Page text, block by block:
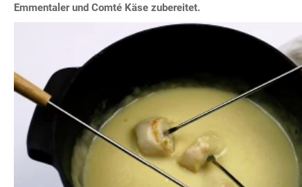
Emmentaler und Comté Käse zubereitet.